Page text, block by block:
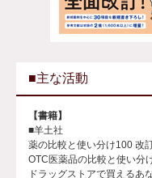
■主な活動
【書籍】
■羊土社
薬の比較と使い分け100 改
OTC医薬品の比較と使い分
ドラッグストアで買えるあ